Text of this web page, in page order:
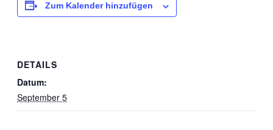
Zum Kalender hinzufügen
DETAILS
Datum:
September 5